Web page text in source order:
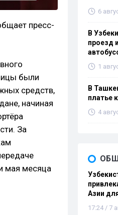
пресс-
были
средств,
начиная
За
мая месяца
6
В
проезд
1
В
платье
4
Азии
17:24 / 7